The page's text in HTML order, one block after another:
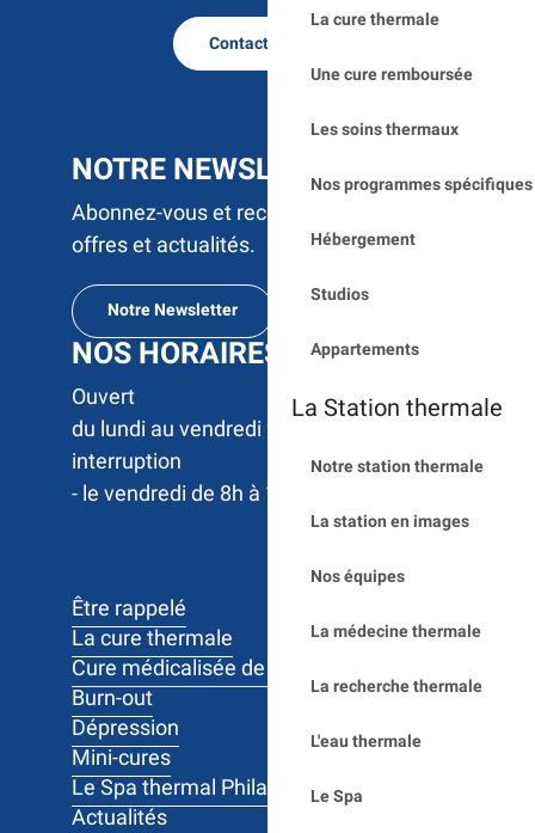
La cure thermale
Une cure remboursée
Les soins thermaux
Nos programmes
Hébergement
Studios
Appartements
La Station thermale
Notre station thermale
La station en images
Nos équipes
La médecine thermale
La recherche thermale
L'eau thermale
Le Spa
Contactez nous
NOTRE NEWSLETTER
Abonnez-vous et recevez par e-mail nos
offres et actualités.
Notre Newsletter
NOS HORAIRES
Ouvert
du lundi au vendredi 9h à 17h sans
interruption
- le vendredi de 8h à 12h
Être rappelé
La cure thermale
Cure médicalisée de 10 jours
Burn-out
Dépression
Mini-cures
Le Spa thermal Philae
Actualités